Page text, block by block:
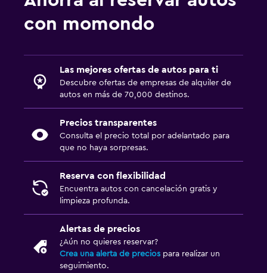
con momondo
Las mejores ofertas de autos para ti
Descubre ofertas de empresas de alquiler de
autos en más de 70,000 destinos.
Precios transparentes
Consulta el precio total por adelantado para
que no haya sorpresas.
Reserva con flexibilidad
Encuentra autos con cancelación gratis y
limpieza profunda.
Alertas de precios
¿Aún no quieres reservar?
Crea una alerta de precios para realizar un
seguimiento.